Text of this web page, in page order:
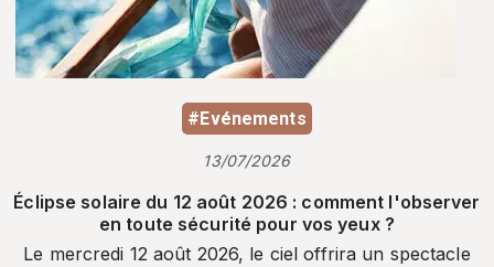
#Evénements
13/07/2026
Éclipse solaire du 12 août 2026 : comment l'observer
en toute sécurité pour vos yeux ?
Le mercredi 12 août 2026, le ciel offrira un spectacle